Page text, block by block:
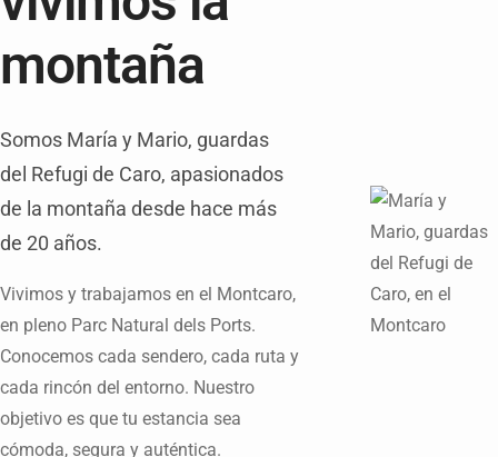
montaña
Somos María y Mario, guardas
del Refugi de Caro, apasionados
de la montaña desde hace más
de 20 años.
Vivimos y trabajamos en el Montcaro,
en pleno Parc Natural dels Ports.
Conocemos cada sendero, cada ruta y
cada rincón del entorno. Nuestro
objetivo es que tu estancia sea
cómoda, segura y auténtica.